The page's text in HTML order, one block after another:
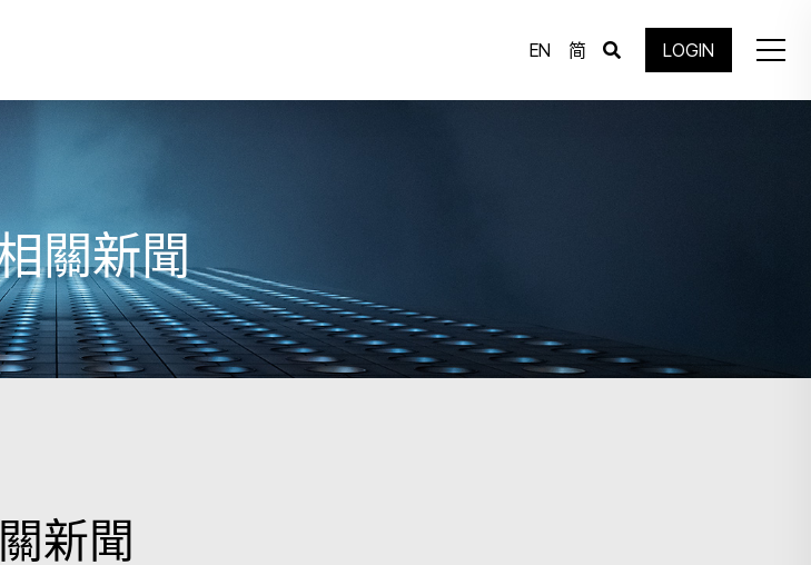
EN 简 LOGIN
關新聞
新聞